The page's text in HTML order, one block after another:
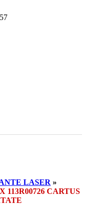
LASER »
113R00726 CARTUS